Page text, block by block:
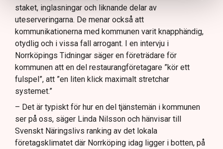
staket, inglasningar och liknande delar av
uteserveringarna. De menar också att
kommunikationerna med kommunen varit knapphändig,
otydlig och i vissa fall arrogant. I en intervju i
Norrköpings Tidningar säger en företrädare för
kommunen att en del restaurangföretagare ”kör ett
fulspel”, att ”en liten klick maximalt stretchar
systemet.”
– Det är typiskt för hur en del tjänstemän i kommunen
ser på oss, säger Linda Nilsson och hänvisar till
Svenskt Näringslivs ranking av det lokala
företagsklimatet där Norrköping idag ligger i botten, på